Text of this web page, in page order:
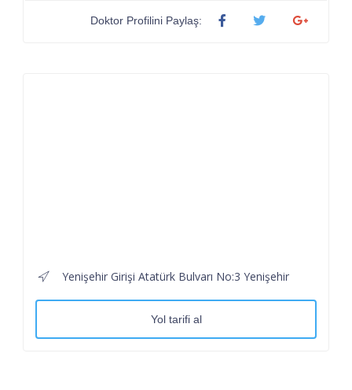
Doktor Profilini Paylaş:
Yenişehir Girişi Atatürk Bulvarı No:3 Yenişehir
Yol tarifi al